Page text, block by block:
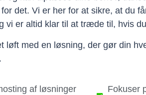
det. Vi er her for at sikre, at du
vi er altid klar til at træde til, hvis
løft med en løsning, der gør din
af løsninger
Fokuser